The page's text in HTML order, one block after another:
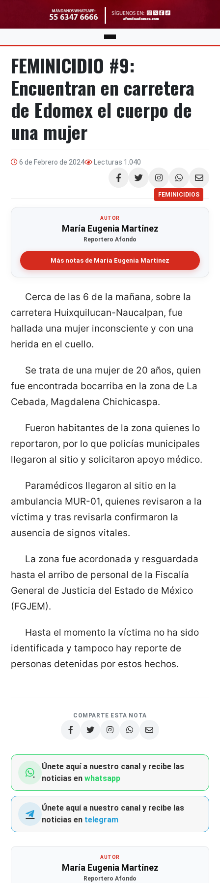
FEMINICIDIO #9:
Encuentran en carretera
de Edomex el cuerpo de
una mujer
6 de Febrero de 2024 Lecturas 1.040
Compartir
FEMINICIDIOS
AUTOR
María Eugenia Martínez
Reportero Afondo
Más notas de María Eugenia Martínez
Cerca de las 6 de la mañana, sobre la
carretera Huixquilucan-Naucalpan, fue
hallada una mujer inconsciente y con una
herida en el cuello.
Se trata de una mujer de 20 años, quien
fue encontrada bocarriba en la zona de La
Cebada, Magdalena Chichicaspa.
Fueron habitantes de la zona quienes lo
reportaron, por lo que policías municipales
llegaron al sitio y solicitaron apoyo médico.
Paramédicos llegaron al sitio en la
ambulancia MUR-01, quienes revisaron a la
víctima y tras revisarla confirmaron la
ausencia de signos vitales.
La zona fue acordonada y resguardada
hasta el arribo de personal de la Fiscalía
General de Justicia del Estado de México
(FGJEM).
Hasta el momento la víctima no ha sido
identificada y tampoco hay reporte de
personas detenidas por estos hechos.
COMPARTE ESTA NOTA
Únete aquí a nuestro canal y recibe las
noticias enwhatsapp
Únete aquí a nuestro canal y recibe las
noticias en telegram
AUTOR
María Eugenia Martínez
Reportero Afondo